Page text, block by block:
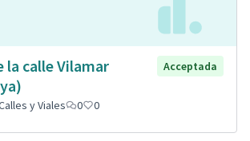
la calle Vilamar
Acceptada
y Viales 0 0